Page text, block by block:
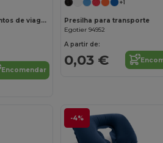
Bolsa porta-documentos de viagem em 600D
Encomendar
+1
Presilha para transporte
Egotier 94952
A partir de:
0,03 €
-4%